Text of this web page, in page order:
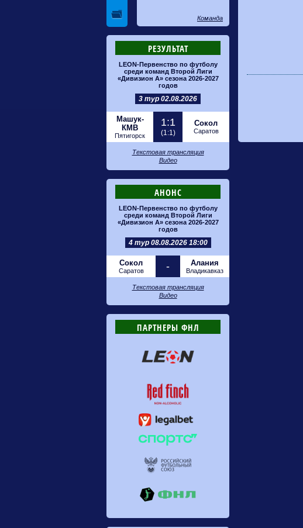
Команда
РЕЗУЛЬТАТ
LEON-Первенство по футболу
среди команд Второй Лиги
«Дивизион А» сезона 2026-2027
годов
3 тур 02.08.2026
Машук-
КМВ
Пятигорск
1:1
(1:1)
Сокол
Саратов
Текстовая трансляция
Видео
АНОНС
LEON-Первенство по футболу
среди команд Второй Лиги
«Дивизион А» сезона 2026-2027
годов
4 тур 08.08.2026 18:00
Сокол
Саратов - Алания
Владикавказ
Текстовая трансляция
Видео
ПАРТНЕРЫ ФНЛ